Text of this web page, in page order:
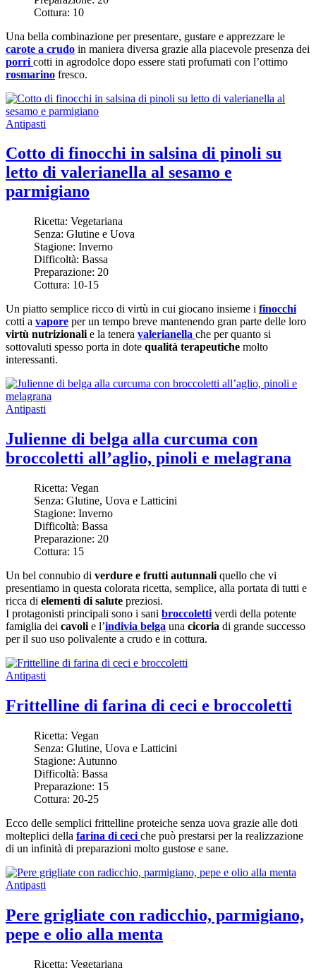
Cottura: 10
Una bella combinazione per presentare, gustare e apprezzare le
carote a crudo in maniera diversa grazie alla piacevole presenza dei
porri cotti in agrodolce dopo essere stati profumati con l’ottimo
rosmarino fresco.
Antipasti
Cotto di finocchi in salsina di pinoli su
letto di valerianella al sesamo e
parmigiano
Ricetta: Vegetariana
Senza: Glutine e Uova
Stagione: Inverno
Difficoltà: Bassa
Preparazione: 20
Cottura: 10-15
Un piatto semplice ricco di virtù in cui giocano insieme i finocchi
cotti a vapore per un tempo breve mantenendo gran parte delle loro
virtù nutrizionali e la tenera valerianella che per quanto si
sottovaluti spesso porta in dote qualità terapeutiche molto
interessanti.
Antipasti
Julienne di belga alla curcuma con
broccoletti all’aglio, pinoli e melagrana
Ricetta: Vegan
Senza: Glutine, Uova e Latticini
Stagione: Inverno
Difficoltà: Bassa
Preparazione: 20
Cottura: 15
Un bel connubio di verdure e frutti autunnali quello che vi
presentiamo in questa colorata ricetta, semplice, alla portata di tutti e
ricca di elementi di salute preziosi.
I protagonisti principali sono i sani broccoletti verdi della potente
famiglia dei cavoli e l’indivia belga una cicoria di grande successo
per il suo uso polivalente a crudo e in cottura.
Antipasti
Frittelline di farina di ceci e broccoletti
Ricetta: Vegan
Senza: Glutine, Uova e Latticini
Stagione: Autunno
Difficoltà: Bassa
Preparazione: 15
Cottura: 20-25
Ecco delle semplici frittelline proteiche senza uova grazie alle doti
molteplici della farina di ceci che può prestarsi per la realizzazione
di un infinità di preparazioni molto gustose e sane.
Antipasti
Pere grigliate con radicchio, parmigiano,
pepe e olio alla menta
Ricetta: Vegetariana